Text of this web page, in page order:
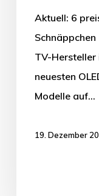
Aktuell: 6
TV-
neuesten
Modelle auf…
19. Dezember